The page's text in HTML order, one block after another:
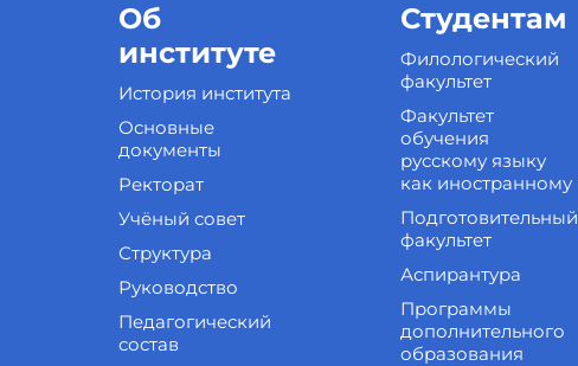
Об
институте
История института
Основные
документы
Ректорат
Учёный совет
Структура
Руководство
Педагогический
состав
Студентам
Филологический
факультет
Факультет
обучения
русскому языку
как иностранному
Подготовительный
факультет
Аспирантура
Программы
дополнительного
образования